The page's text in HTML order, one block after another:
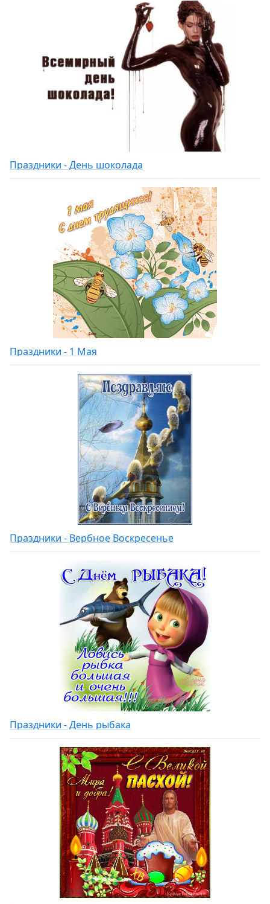
Праздники - День шоколада
Праздники - 1 Мая
Праздники - Вербное Воскресенье
Праздники - День рыбака